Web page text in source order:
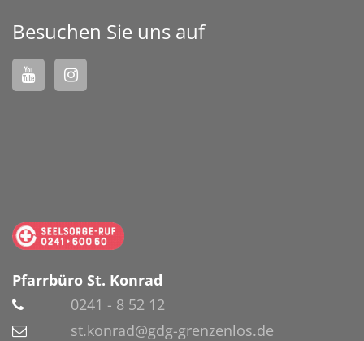
Besuchen Sie uns auf
Pfarrbüro St. Konrad
0241 - 8 52 12
st.konrad@gdg-grenzenlos.de